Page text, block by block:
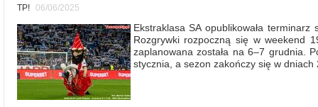
TP! 06/06/2025
Ekstraklasa SA opublikowała
Rozgrywki rozpoczną się w weekend
zaplanowana została na 6–7 grudnia.
stycznia, a sezon zakończy się w dniach